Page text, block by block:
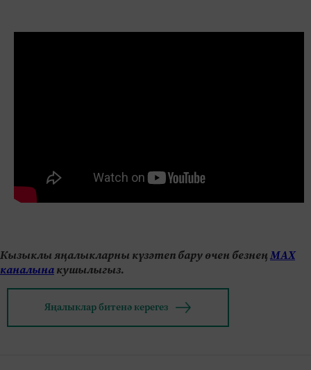
Кызыклы яңалыкларны күзәтеп бару өчен безнеңМАХ
каналынакушылыгыз.
Яңалыклар битенә керегез